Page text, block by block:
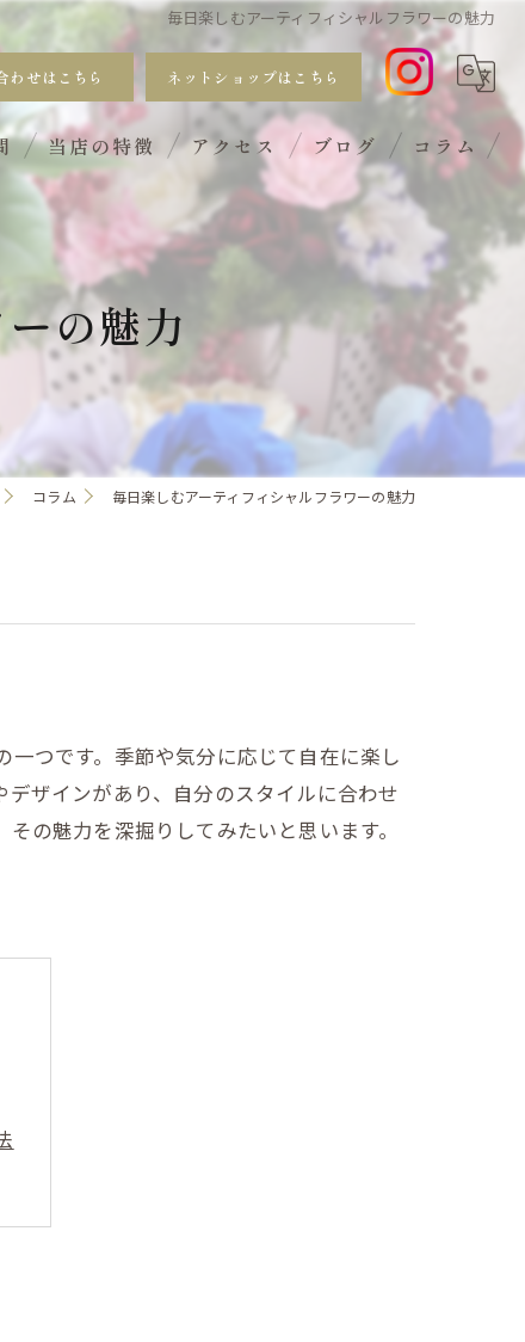
毎日楽しむアーティフィシャルフラワーの魅力
わせはこちら ネットショップはこちら
当店の特徴
おしゃれ
手入れ不要
サブスク
ギフト
ワークショップ
アクセス ブログ コラム
の魅力
コラム 毎日楽しむアーティフィシャルフラワーの魅力
つです。季節や気分に応じて自在に楽し
ザインがあり、自分のスタイルに合わせ
の魅力を深掘りしてみたいと思います。